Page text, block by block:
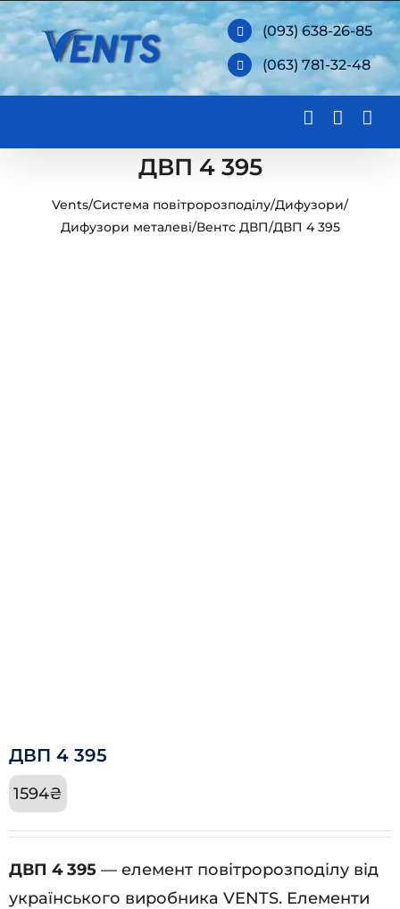
Skip
to
content
(093) 638-26-85
(063) 781-32-48
ДВП 4 395
Vents/Система повітророзподілу/Дифузори/
Дифузори металеві/Вентс ДВП/ДВП 4 395
ДВП 4 395
1594₴
ДВП 4 395 — елемент повітророзподілу від
українського виробника VENTS. Елементи